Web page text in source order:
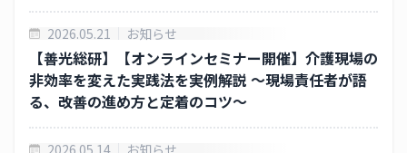
株式の諸手続きについて
株主の状況について
株主総会
2026.05.21 お知らせ
【善光総研】【オンラインセミナー開催】介護現場の
非効率を変えた実践法を実例解説 ～現場責任者が語
る、改善の進め方と定着のコツ～
2026.05.14 お知らせ